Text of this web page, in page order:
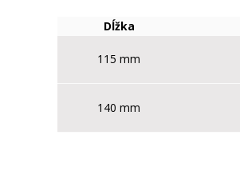
Dĺžka
115 mm
140 mm